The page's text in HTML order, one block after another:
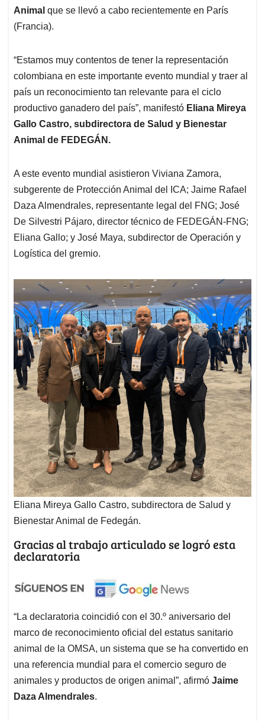
Animal que se llevó a cabo recientemente en París
(Francia).
“Estamos muy contentos de tener la representación
colombiana en este importante evento mundial y traer al
país un reconocimiento tan relevante para el ciclo
productivo ganadero del país”, manifestó Eliana Mireya
Gallo Castro, subdirectora de Salud y Bienestar
Animal de FEDEGÁN.
A este evento mundial asistieron Viviana Zamora,
subgerente de Protección Animal del ICA; Jaime Rafael
Daza Almendrales, representante legal del FNG; José
De Silvestri Pájaro, director técnico de FEDEGÁN-FNG;
Eliana Gallo; y José Maya, subdirector de Operación y
Logística del gremio.
Eliana Mireya Gallo Castro, subdirectora de Salud y
Bienestar Animal de Fedegán.
Gracias al trabajo articulado se logró esta
declaratoria
“La declaratoria coincidió con el 30.º aniversario del
marco de reconocimiento oficial del estatus sanitario
animal de la OMSA, un sistema que se ha convertido en
una referencia mundial para el comercio seguro de
animales y productos de origen animal”, afirmó Jaime
Daza Almendrales.